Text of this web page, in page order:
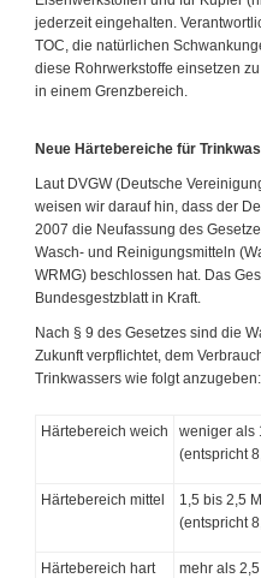
jederzeit eingehalten.
TOC, die natürlichen
diese Rohrwerkstoffe einsetzen
in einem Grenzbereich.
Neue Härtebereiche für
Laut DVGW (Deutsche
weisen wir darauf hin, dass der
2007 die Neufassung des
Wasch- und Reinigungsmitteln
WRMG) beschlossen hat. Das
Bundesgestzblatt in Kraft.
Nach § 9 des Gesetzes sind die
Zukunft verpflichtet, dem
Trinkwassers wie folgt anzugeben:
Härtebereich weich
weniger als
(entspricht
Härtebereich mittel
1,5 bis 2,5
(entspricht
Härtebereich hart
mehr als